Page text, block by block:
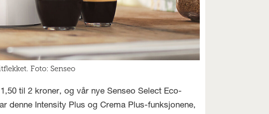
Foto: Senseo
til 2 kroner, og vår nye Senseo Select Eco-
denne Intensity Plus og Crema Plus-funksjonene,